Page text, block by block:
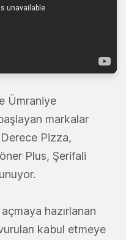
Ümraniye
markalar
Pizza,
Plus, Şerifali
hazırlanan
kabul etmeye